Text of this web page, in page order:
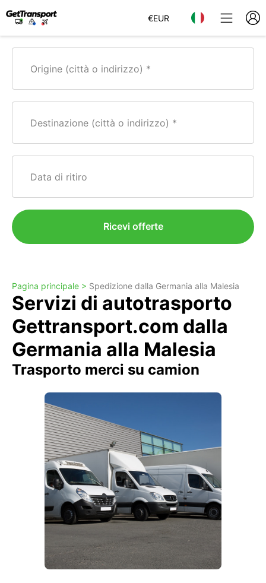
€EUR
Origine (città o indirizzo)
Destinazione (città o indirizzo)
Data di ritiro
Ricevi offerte
Pagina principale > Spedizione dalla Germania alla Malesia
Servizi di autotrasporto
Gettransport.com dalla
Germania alla Malesia
Trasporto merci su camion